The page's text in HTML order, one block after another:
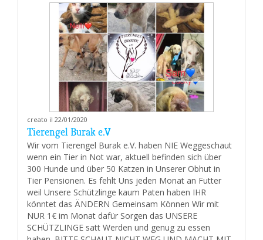
creato il 22/01/2020
Tierengel Burak e.V
Wir vom Tierengel Burak e.V. haben NIE Weggeschaut
wenn ein Tier in Not war, aktuell befinden sich über
300 Hunde und über 50 Katzen in Unserer Obhut in
Tier Pensionen. Es fehlt Uns jeden Monat an Futter
weil Unsere Schützlinge kaum Paten haben IHR
könntet das ÄNDERN Gemeinsam Können Wir mit
NUR 1€ im Monat dafür Sorgen das UNSERE
SCHÜTZLINGE satt Werden und genug zu essen